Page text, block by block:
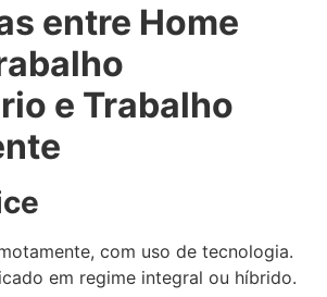
entre Home
e Trabalho
com uso de tecnologia.
em regime integral ou híbrido.